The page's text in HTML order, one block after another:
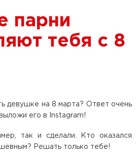
парни
тебя с 8
девушке на 8 марта? Ответ очень
его в Instagram!
так и сделали. Кто оказался
Решать только тебе!